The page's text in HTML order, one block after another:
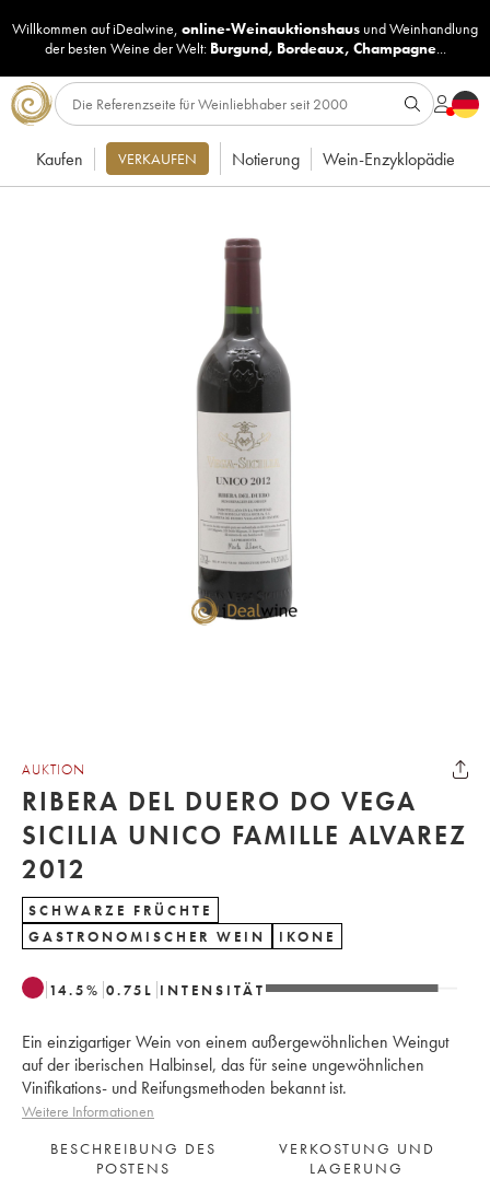
Willkommen auf iDealwine, online-Weinauktionshaus undWeinhandlung
der besten Weine der Welt: Burgund, Bordeaux, Champagne...
Kaufen VERKAUFEN Notierung Wein-Enzyklopädie
AUKTION
RIBERA DEL DUERO DO VEGA
SICILIA UNICO FAMILLE ALVAREZ
2012
SCHWARZE FRÜCHTE
GASTRONOMISCHER WEIN
IKONE
14.5% 0.75 L INTENSITÄT
Ein einzigartiger Wein von einem außergewöhnlichen Weingut
auf der iberischen Halbinsel, das für seine ungewöhnlichen
Vinifikations- und Reifungsmethoden bekannt ist.
Weitere Informationen
BESCHREIBUNG DES
POSTENS
VERKOSTUNG UND
LAGERUNG